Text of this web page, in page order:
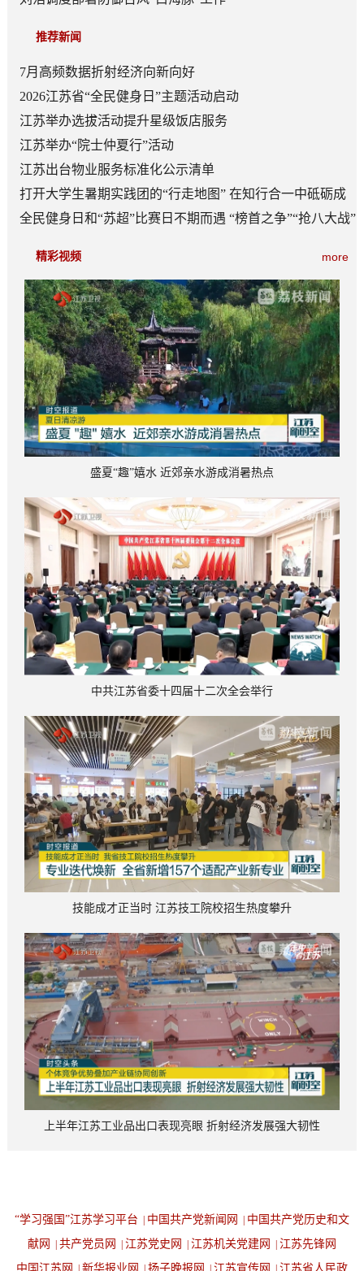
推荐新闻
7月高频数据折射经济向新向好
2026江苏省“全民健身日”主题活动启动
江苏举办选拔活动提升星级饭店服务
江苏举办“院士仲夏行”活动
江苏出台物业服务标准化公示清单
打开大学生暑期实践团的“行走地图” 在知行合一中砥砺成
长
全民健身日和“苏超”比赛日不期而遇 “榜首之争”“抢八大战”
more
精彩视频
盛夏“趣”嬉水 近郊亲水游成消暑热点
中共江苏省委十四届十二次全会举行
技能成才正当时 江苏技工院校招生热度攀升
上半年江苏工业品出口表现亮眼 折射经济发展强大韧性
“学习强国”江苏学习平台 中国共产党新闻网
中国共产党历史和文
献网
共产党员网 江苏党史网 江苏机关党建网
江苏先锋网
中国江苏网
新华报业网 扬子晚报网 江苏宣传网 江苏省人民政